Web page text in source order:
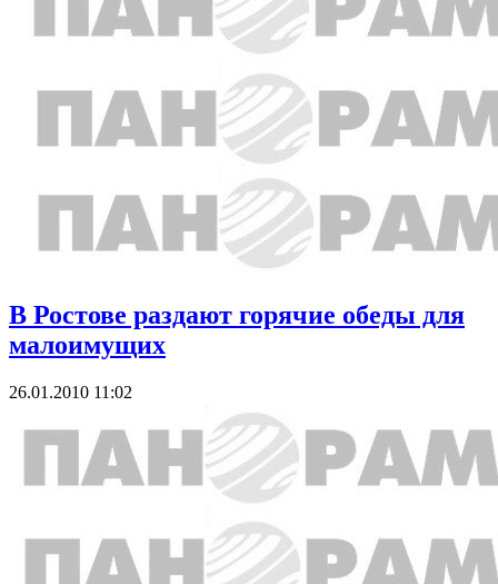
В Ростове раздают горячие обеды для
малоимущих
26.01.2010 11:02